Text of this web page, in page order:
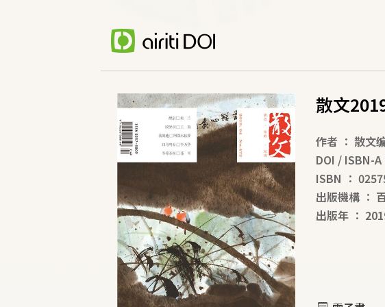
散文
作者 ： 散文
DOI / ISBN-A
ISBN ：
出版機構 ：
出版年 ：